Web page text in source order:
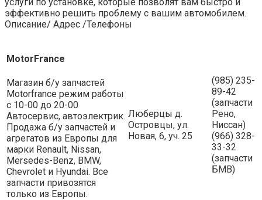
эффективно решить проблему с вашим автомобилем.
Описание/ Адрес /Телефоны
MotorFrance
Магазин б/у запчастей
Motorfrance режим работы
с 10-00 до 20-00
Автосервис, автоэлектрик.
Продажа б/у запчастей и
агрегатов из Европы для
марки Renault, Nissan,
Mersedes-Benz, BMW,
Chevrolet и Hyundai. Все
запчасти привозятся
только из Европы.
Люберцы д.
Островцы, ул.
Новая, 6, уч. 25
(985) 235-
89-42
(запчасти
Рено,
Ниссан)
(966) 328-
33-32
(запчасти
БМВ)